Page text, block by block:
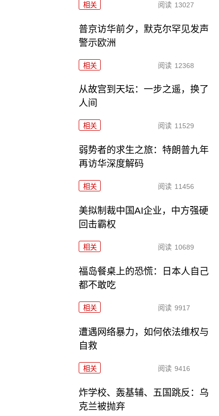
相关 阅读 13027
普京访华前夕，默克尔罕见发声
警示欧洲
相关 阅读 12368
从故宫到天坛：一步之遥，换了
人间
相关 阅读 11529
弱势者的求生之旅：特朗普九年
再访华深度解码
相关 阅读 11456
美拟制裁中国AI企业，中方强硬
回击霸权
相关 阅读 10689
福岛餐桌上的恐慌：日本人自己
都不敢吃
相关 阅读 9917
遭遇网络暴力，如何依法维权与
自救
相关 阅读 9416
炸学校、轰基辅、五国跳反：乌
克兰被抛弃